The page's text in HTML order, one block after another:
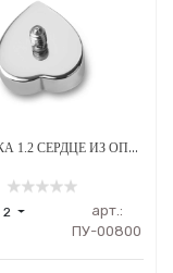
НАКРУТКА 1.2 СЕРДЦЕ ИЗ ОПАЛА OP-08 ТИТАН
2
арт.:
ПУ-00800